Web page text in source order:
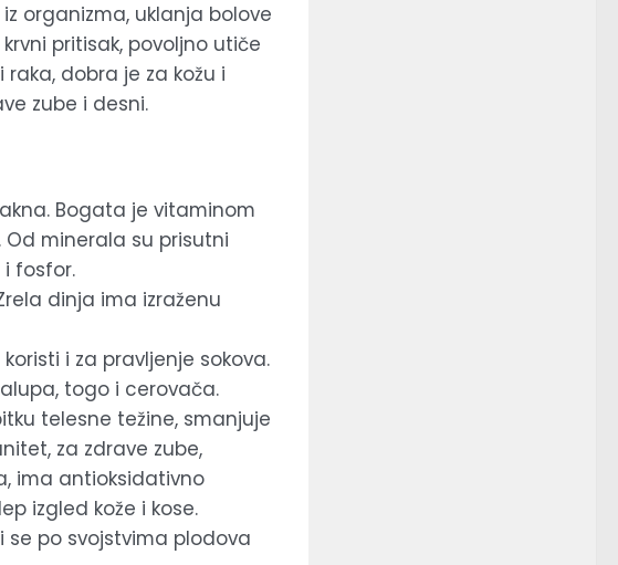
organizma, uklanja bolove
pritisak, povoljno utiče
dobra je za kožu i
zube i desni.
Bogata je vitaminom
Od minerala su prisutni
fosfor.
dinja ima izraženu
i za pravljenje sokova.
togo i cerovača.
telesne težine, smanjuje
za zdrave zube,
ima antioksidativno
izgled kože i kose.
se po svojstvima plodova